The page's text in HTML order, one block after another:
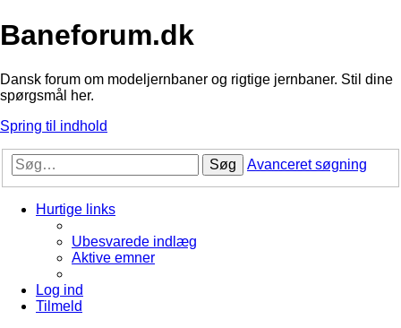
Baneforum.dk
Dansk forum om modeljernbaner og rigtige jernbaner. Stil dine
spørgsmål her.
Spring til indhold
Søg Avanceret søgning
Hurtige links
Ubesvarede indlæg
Aktive emner
Log ind
Tilmeld